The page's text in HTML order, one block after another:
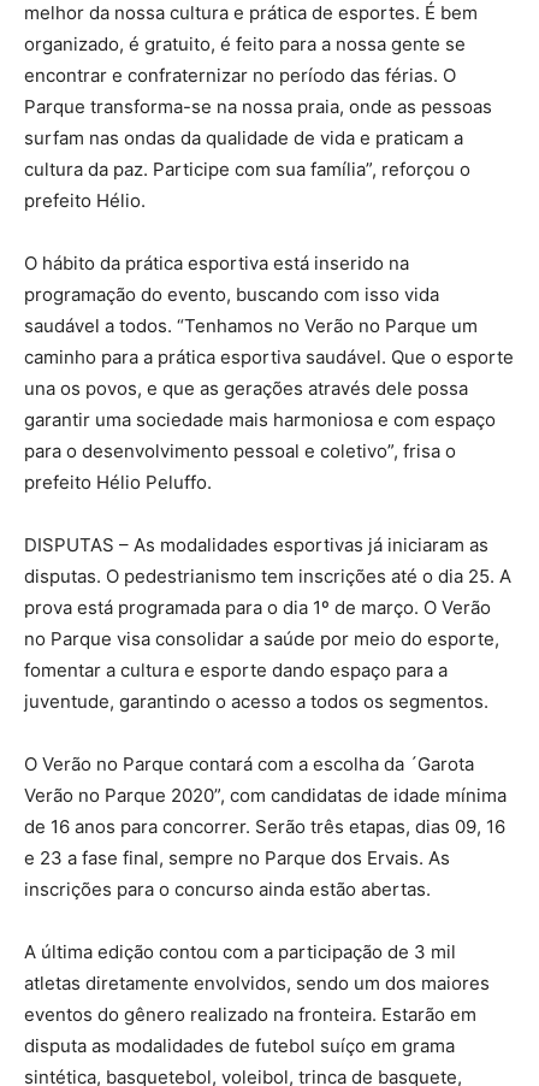
melhor da nossa cultura e prática de esportes. É bem
organizado, é gratuito, é feito para a nossa gente se
encontrar e confraternizar no período das férias. O
Parque transforma-se na nossa praia, onde as pessoas
surfam nas ondas da qualidade de vida e praticam a
cultura da paz. Participe com sua família”, reforçou o
prefeito Hélio.
O hábito da prática esportiva está inserido na
programação do evento, buscando com isso vida
saudável a todos. “Tenhamos no Verão no Parque um
caminho para a prática esportiva saudável. Que o esporte
una os povos, e que as gerações através dele possa
garantir uma sociedade mais harmoniosa e com espaço
para o desenvolvimento pessoal e coletivo”, frisa o
prefeito Hélio Peluffo.
DISPUTAS – As modalidades esportivas já iniciaram as
disputas. O pedestrianismo tem inscrições até o dia 25. A
prova está programada para o dia 1º de março. O Verão
no Parque visa consolidar a saúde por meio do esporte,
fomentar a cultura e esporte dando espaço para a
juventude, garantindo o acesso a todos os segmentos.
O Verão no Parque contará com a escolha da ´Garota
Verão no Parque 2020”, com candidatas de idade mínima
de 16 anos para concorrer. Serão três etapas, dias 09, 16
e 23 a fase final, sempre no Parque dos Ervais. As
inscrições para o concurso ainda estão abertas.
A última edição contou com a participação de 3 mil
atletas diretamente envolvidos, sendo um dos maiores
eventos do gênero realizado na fronteira. Estarão em
disputa as modalidades de futebol suíço em grama
sintética, basquetebol, voleibol, trinca de basquete,